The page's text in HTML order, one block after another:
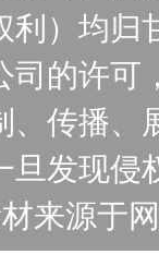
利）均归
司的许
、传播、
旦发现侵
来源于